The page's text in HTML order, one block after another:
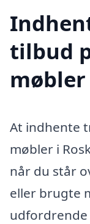
tilbud
At indhente
møbler i
når du står
eller brugte